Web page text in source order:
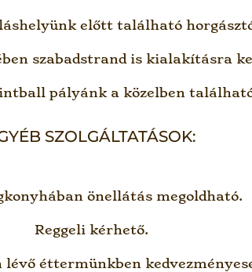
előtt található
szabadstrand is kialakításra
pályánk a közelben
SZOLGÁLTATÁSOK:
önellátás megoldható.
Reggeli kérhető.
lévő éttermünkben